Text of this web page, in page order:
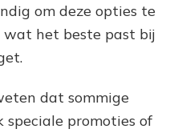
om deze opties te
wat het beste past bij
dat sommige
promoties of